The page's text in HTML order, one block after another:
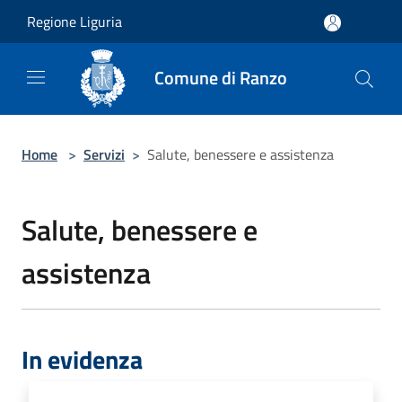
Regione Liguria
Comune di Ranzo
Home > Servizi > Salute, benessere e assistenza
Salute, benessere e
assistenza
In evidenza